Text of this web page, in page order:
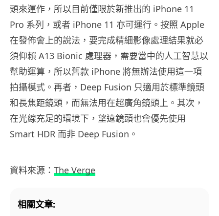
頭來運作，所以目前僅限於新推出的 iPhone 11
Pro 系列，或者 iPhone 11 亦可運行。按照 Apple
在發佈會上的說法，要完成精細影像處理結果就必
須仰賴 A13 Bionic 處理器，需要當中的人工智慧以
幫助運算，所以舊款 iPhone 將無辦法使用這一項
拍攝模式。再者，Deep Fusion 只適用於標準鏡頭
和長焦距鏡頭，而無法用在超廣角鏡頭上。其次，
在光線充足的環境下，望遠鏡頭也會優先使用
Smart HDR 而非 Deep Fusion。
資料來源： The Verge
相關文章: